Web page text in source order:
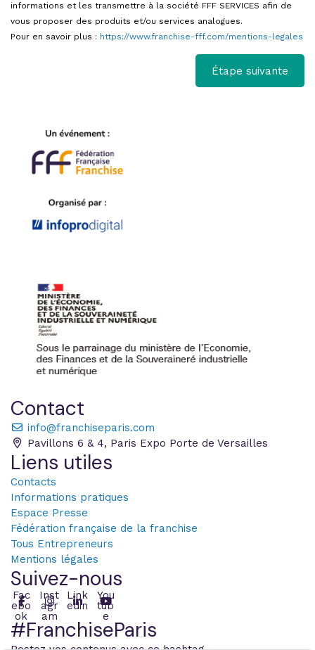
informations et les transmettre à la société FFF SERVICES afin de
vous proposer des produits et/ou services analogues.
Pour en savoir plus : https://www.franchise-fff.com/mentions-legales
Contact
info@franchiseparis.com
Pavillons 6 & 4, Paris Expo Porte de Versailles
Liens utiles
Contacts
Informations pratiques
Espace Presse
Fédération française de la franchise
Tous Entrepreneurs
Mentions légales
Suivez-nous
Fac
ebo
ok
Inst
agr
am
Link
edin
You
tub
e
#FranchiseParis